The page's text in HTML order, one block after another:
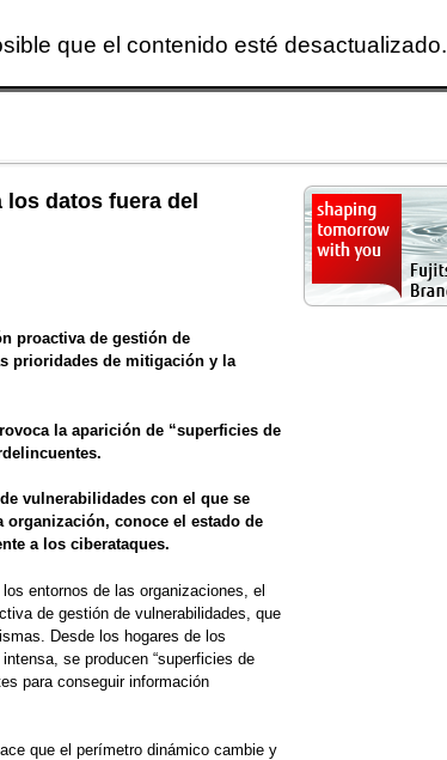
que el contenido esté desactualizado.
datos fuera del
proactiva de gestión de
prioridades de mitigación y la
la aparición de “superficies de
vulnerabilidades con el que se
conoce el estado de
a los ciberataques.
entornos de las organizaciones, el
de gestión de vulnerabilidades, que
Desde los hogares de los
se producen “superficies de
para conseguir información
que el perímetro dinámico cambie y